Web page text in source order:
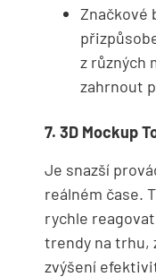
Značkové
z různých
zahrnout
7. 3D Mockup
Je snazší
reálném čase.
rychle
trendy na trhu,
zvýšení